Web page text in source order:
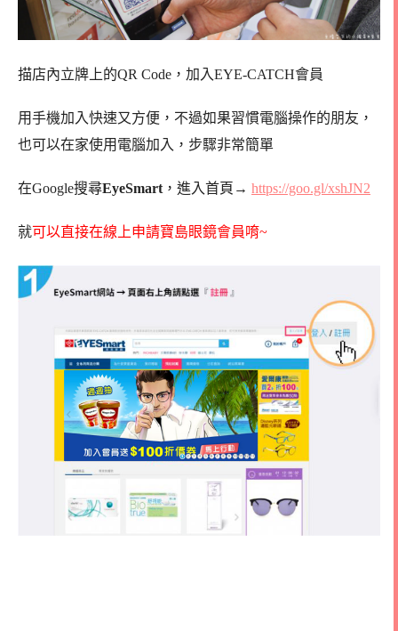
描店內立牌上的QR Code，加入EYE-CATCH會員
用手機加入快速又方便，不過如果習慣電腦操作的朋友，
也可以在家使用電腦加入，步驟非常簡單
在Google搜尋EyeSmart ，進入首頁→ https://goo.gl/xshJN2
就可以直接在線上申請寶島眼鏡會員唷~